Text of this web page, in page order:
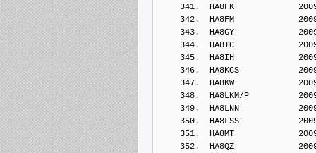
341.  HA8FK
342.  HA8FM
343.  HA8GY
344.  HA8IC
345.  HA8IH
346.  HA8KCS
347.  HA8KW
348.  HA8LKM/P
349.  HA8LNN
350.  HA8LSS
351.  HA8MT
352.  HA8QZ